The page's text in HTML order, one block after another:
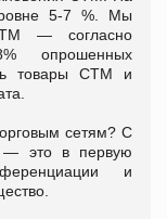
5-7 %. Мы
— согласно
опрошенных
товары СТМ и
сетям? С
— это в первую
и